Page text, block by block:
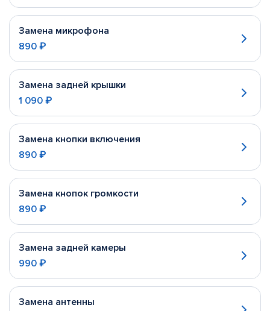
Замена микрофона
890 ₽
Замена задней крышки
1 090 ₽
Замена кнопки включения
890 ₽
Замена кнопок громкости
890 ₽
Замена задней камеры
990 ₽
Замена антенны